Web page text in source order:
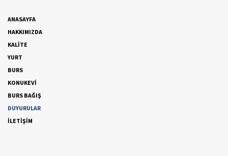
ANASAYFA
HAKKIMIZDA
KALİTE
YURT
BURS
KONUKEVİ
BURS BAĞIŞ
DUYURULAR
İLETİŞİM